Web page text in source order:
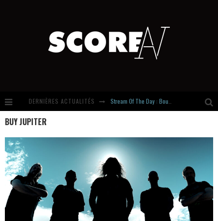
DERNIÈRES ACTUALITÉS
Hardcore, Actually. Meet Cút Lộn
BUY JUPITER